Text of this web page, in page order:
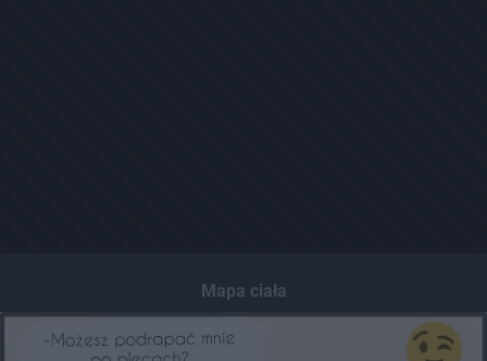
Mapa ciała